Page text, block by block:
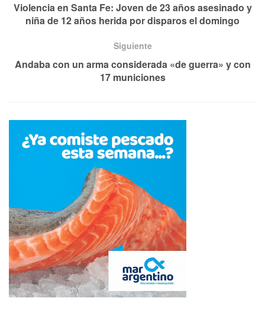
Violencia en Santa Fe: Joven de 23 años asesinado y
niña de 12 años herida por disparos el domingo
Siguiente
Andaba con un arma considerada «de guerra» y con
17 municiones